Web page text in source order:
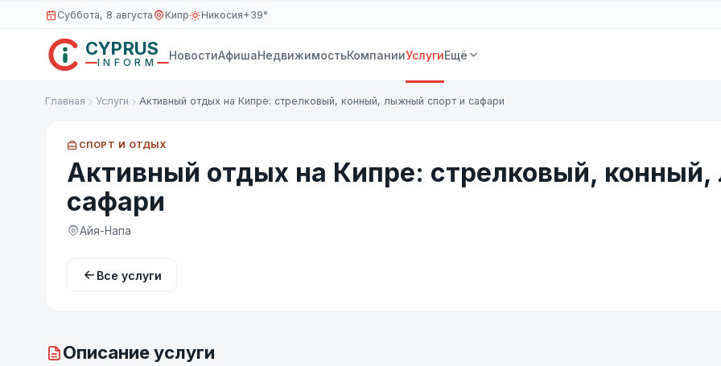
Суббота, 8 августа Кипр Никосия+39°
CYPRUS
INFORM
НовостиАфишаНедвижимостьКомпанииУслугиЕщё
Главная Услуги Активный отдых на Кипре: стрелковый, конный, лыжный спорт и сафари
СПОРТ И ОТДЫХ
Активный отдых на Кипре: стрелковый,
сафари
Айя-Напа
Все услуги
Описание услуги